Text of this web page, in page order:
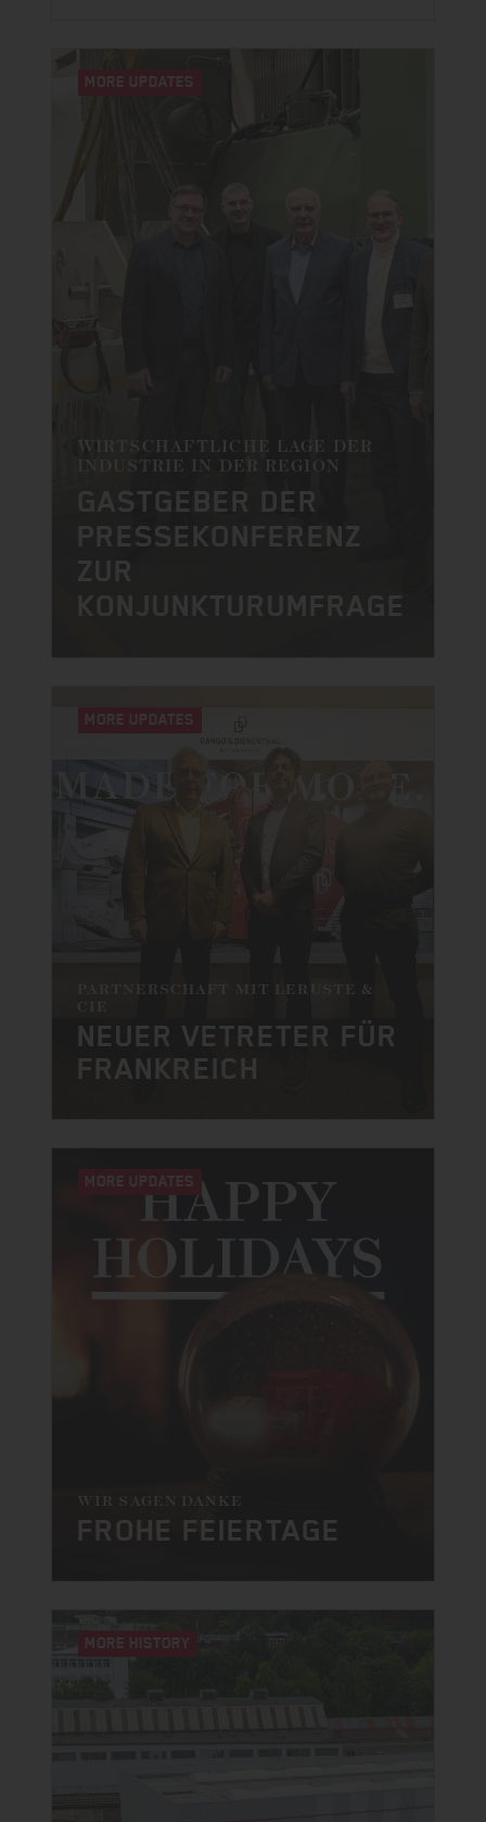
MORE UPDATES
WIRTSCHAFTLICHE LAGE DER
INDUSTRIE IN DER REGION
GASTGEBER DER
PRESSEKONFERENZ
ZUR
KONJUNKTURUMFRAGE
MORE UPDATES
PARTNERSCHAFT MIT LERUSTE &
NEUER VETRETER FÜR
FRANKREICH
MORE UPDATES
WIR SAGEN DANKE
FROHE FEIERTAGE
MORE HISTORY